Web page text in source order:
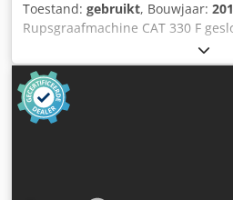
Toestand: gebruikt, Bouwjaar:
Rupsgraafmachine CAT 330 F
uitstekende staat Motor Cat C7.1,
261 pk, bedrijfsgewicht ca.
km/u Dcedpfx Aozrrnnombek
ca. 10,8 m Bakinhoud ca. 1,7 m³
Transporthoogte ca. 3,4 m